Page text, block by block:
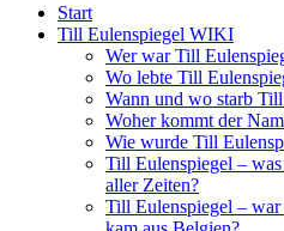
Start
Till Eulenspiegel WIKI
Wer war Till
Wo lebte Till
Wann und wo starb
Woher kommt der
Wie wurde Till
Till Eulenspiegel –
aller Zeiten?
Till Eulenspiegel –